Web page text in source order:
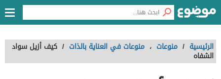
الرئيسية / منوعات ، منوعات في العناية بالذات / كيف أزيل سواد
الشفاه